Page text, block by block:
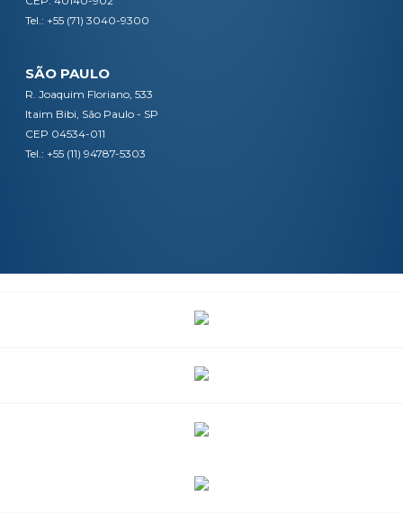
Tel.: +55 (71) 3040-9300
SÃO PAULO
R. Joaquim Floriano, 533
Itaim Bibi, São Paulo - SP
CEP 04534-011
Tel.: +55 (11) 94787-5303